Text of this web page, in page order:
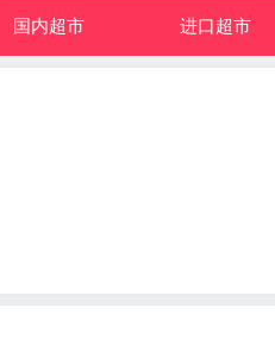
国内超市 进口超市